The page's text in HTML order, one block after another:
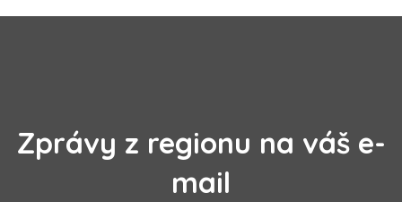
Zprávy z regionu na váš e-
mail